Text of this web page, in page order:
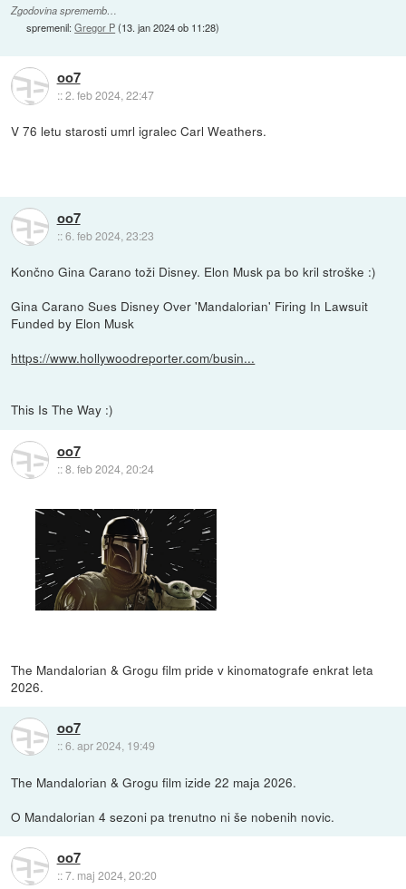
Zgodovina sprememb…
spremenil:Gregor P(13. jan 2024 ob 11:28)
oo7
::2. feb 2024, 22:47
V 76 letu starosti umrl igralec Carl Weathers.
oo7
::6. feb 2024, 23:23
Končno Gina Carano toži Disney. Elon Musk pa bo kril stroške :)
Gina Carano Sues Disney Over 'Mandalorian' Firing In Lawsuit
Funded by Elon Musk
https://www.hollywoodreporter.com/busin...
This Is The Way :)
oo7
::8. feb 2024, 20:24
The Mandalorian & Grogu film pride v kinomatografe enkrat leta
2026.
oo7
::6. apr 2024, 19:49
The Mandalorian & Grogu film izide 22 maja 2026.
O Mandalorian 4 sezoni pa trenutno ni še nobenih novic.
oo7
::7. maj 2024, 20:20